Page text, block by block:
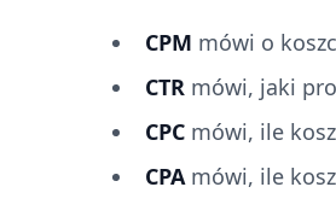
CPM mówi o
CTR mówi, jaki
CPC mówi, ile
CPAmówi, ile